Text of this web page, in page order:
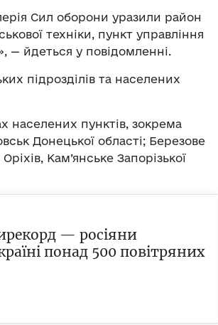
Сил оборони уразили район
техніки, пункт управління
— йдеться у повідомленні.
підрозділів та населених
населених пунктів, зокрема
Донецької області; Березове
Кам’янське Запорізької
— росіяни
понад 500 повітряних